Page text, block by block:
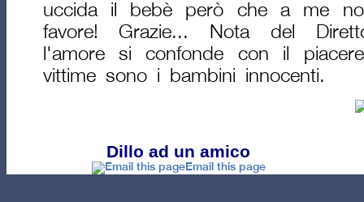
uccida il bebè però che a me
favore! Grazie... Nota del
l'amore si confonde con il
vittime sono i bambini innocenti.
Dillo ad un amico
Email this page